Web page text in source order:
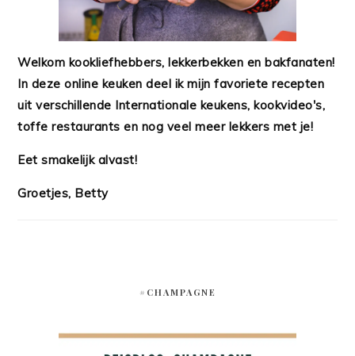
Welkom kookliefhebbers, lekkerbekken en bakfanaten!
In deze online keuken deel ik mijn favoriete recepten
uit verschillende Internationale keukens, kookvideo's,
toffe restaurants en nog veel meer lekkers met je!
Eet smakelijk alvast!
Groetjes, Betty
#CHAMPAGNE